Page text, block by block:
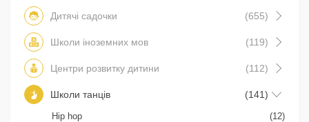
Дитячі садочки (655)
Школи іноземних мов (119)
Центри розвитку дитини (112)
Школи танців (141)
Hip hop
(12)